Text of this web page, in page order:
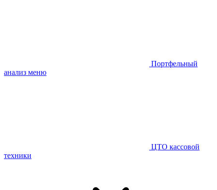
Портфельный
анализ меню
ЦТО кассовой
техники